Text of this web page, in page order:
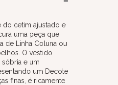
cetim ajustado e
uma peça que
de Linha Coluna ou
O vestido
e um
um Decote
finas, é ricamente